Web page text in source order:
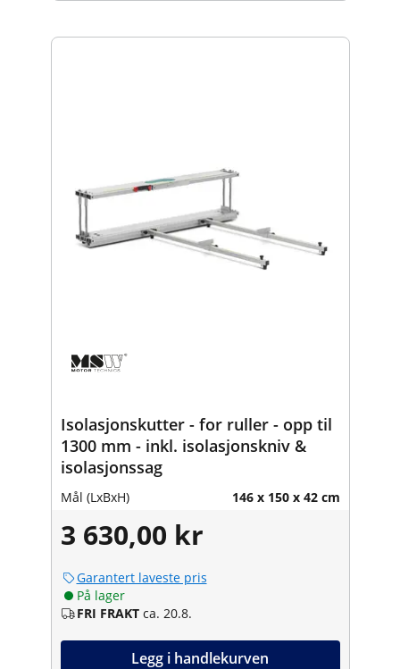
Isolasjonskutter - for ruller - opp til
1300 mm - inkl. isolasjonskniv &
isolasjonssag
Mål (LxBxH) 146 x 150 x 42 cm
3 630,00 kr
Garantert laveste pris
På lager
FRI FRAKT ca. 20.8.
Legg i handlekurven